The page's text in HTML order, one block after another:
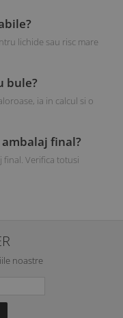
lichide sau risc mare
bule?
ia in calcul si o
final?
final. Verifica totusi
noastre